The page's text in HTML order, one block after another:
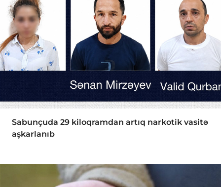
Sabunçuda 29 kiloqramdan artıq narkotik vasitə
aşkarlanıb